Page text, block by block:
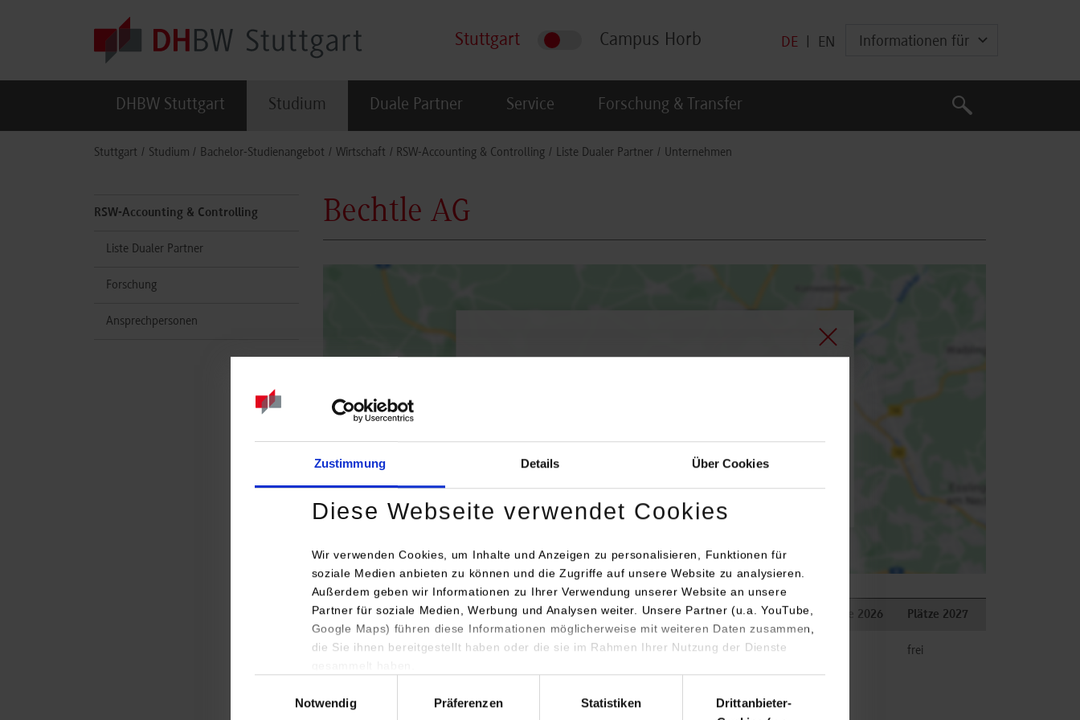
Zustimmung Details Über Cookies
Diese Webseite verwendet Cookies
Wir verwenden Cookies, um Inhalte und Anzeigen zu personalisieren, Funktionen für
soziale Medien anbieten zu können und die Zugriffe auf unsere Website zu analysieren.
Außerdem geben wir Informationen zu Ihrer Verwendung unserer Website an unsere
Partner für soziale Medien, Werbung und Analysen weiter. Unsere Partner (u.a. YouTube,
Google Maps) führen diese Informationen möglicherweise mit weiteren Daten zusammen,
die Sie ihnen bereitgestellt haben oder die sie im Rahmen Ihrer Nutzung der Dienste
Notwendig
Präferenzen Statistiken
Drittanbieter-
Stuttgart Campus Horb DE EN Informationen für
DHBW Stuttgart Studium Duale Partner Service Forschung & Transfer
Suche
Suche
Stuttgart Studium Bachelor-Studienangebot Wirtschaft RSW-Accounting & Controlling Liste Dualer Partner Unternehmen
RSW-Accounting & Controlling
Liste Dualer Partner
Forschung
Ansprechpersonen
Bechtle AG
Dauerhaft aktivieren Einmalig aktivieren
Studiengang / Studienrichtung Anschrift / Ansprechperson Bemerkungen Plätze 2026 Plätze 2027
RSW / Accounting und Controlling
Bechtle AG
frei